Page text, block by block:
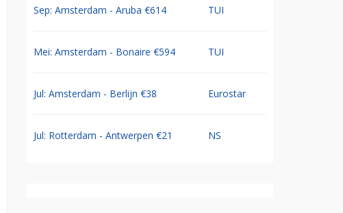
Sep: Amsterdam - Aruba €614 TUI
Mei: Amsterdam - Bonaire €594 TUI
Jul: Amsterdam - Berlijn €38 Eurostar
Jul: Rotterdam - Antwerpen €21 NS